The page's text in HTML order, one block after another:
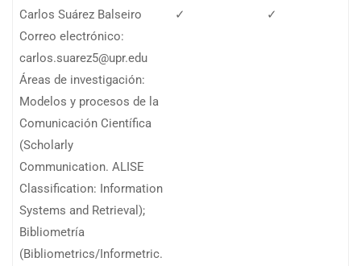
Carlos Suárez Balseiro
Correo electrónico:
carlos.suarez5@upr.edu
Áreas de investigación:
Modelos y procesos de la
Comunicación Científica
(Scholarly
Communication. ALISE
Classification: Information
Systems and Retrieval);
Bibliometría
(Bibliometrics/Informetric.
✓ ✓